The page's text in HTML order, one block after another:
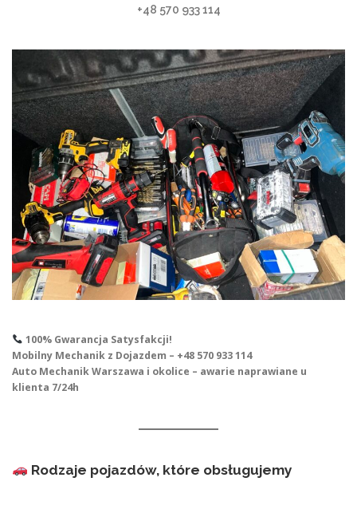
+48 570 933 114
100% Gwarancja Satysfakcji!
Mobilny Mechanik z Dojazdem – +48 570 933 114
Auto Mechanik Warszawa i okolice – awarie naprawiane u
klienta 7/24h
Rodzaje pojazdów, które obsługujemy